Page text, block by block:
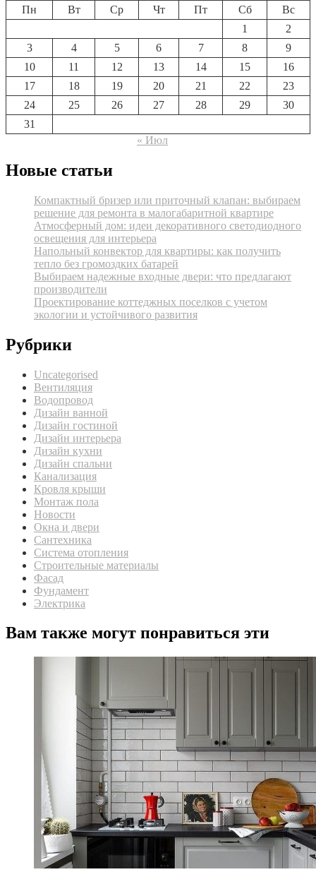
Пн
Вт Ср Чт Пт Сб
Вс
1
2
3
4 5 6 7 8
9
10
11 12 13 14 15
16
17
18 19 20 21 22
23
24
25 26 27 28 29
30
31
« Июл
Новые статьи
Компактный бризер или приточный клапан: выбираем
решение для ремонта в малогабаритной квартире
Атмосферный дом: идеи декоративного светодиодного
освещения для интерьера
Напольный конвектор для квартиры: как получить
тепло без громоздких батарей
Выбираем надежные входные двери: что предлагают
производители
Проектирование коттеджных поселков с учетом
экологии и устойчивого развития
Рубрики
Uncategorised
Вентиляция
Водопровод
Дизайн ванной
Дизайн гостиной
Дизайн интерьера
Дизайн кухни
Дизайн спальни
Канализация
Кровля крыши
Монтаж пола
Новости
Окна и двери
Сантехника
Система отопления
Строительные материалы
Фасад
Фундамент
Электрика
Вам также могут понравиться эти